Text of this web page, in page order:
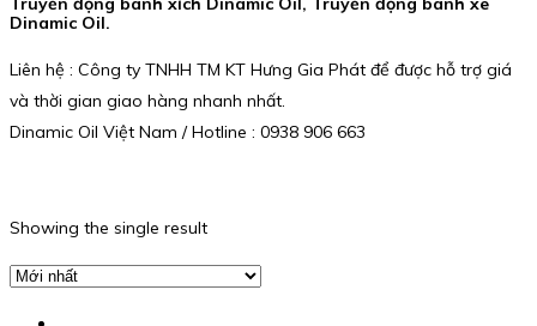
Dinamic Oil.
Liên hệ : Công ty TNHH TM KT Hưng Gia Phát để được hỗ trợ giá
và thời gian giao hàng nhanh nhất.
Dinamic Oil Việt Nam / Hotline : 0938 906 663
Showing the single result